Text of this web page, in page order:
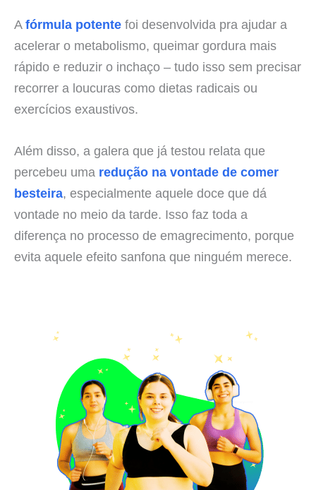
Afórmula potente foi desenvolvida pra ajudar a
acelerar o metabolismo, queimar gordura mais
rápido e reduzir o inchaço – tudo isso sem precisar
recorrer a loucuras como dietas radicais ou
exercícios exaustivos.
Além disso, a galera que já testou relata que
percebeu uma redução na vontade de comer
besteira, especialmente aquele doce que dá
vontade no meio da tarde. Isso faz toda a
diferença no processo de emagrecimento, porque
evita aquele efeito sanfona que ninguém merece.